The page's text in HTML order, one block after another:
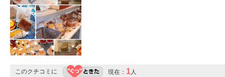
このクチコミに 現在： 1人